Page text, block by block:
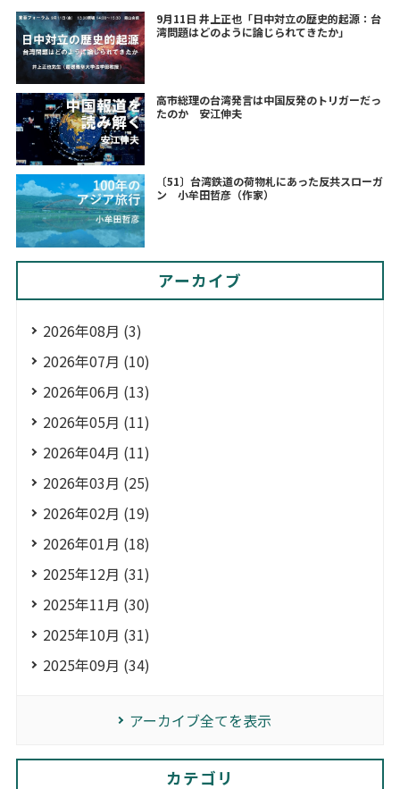
9月11日 井上正也「日中対立の歴史的起源：台
湾問題はどのように論じられてきたか」
高市総理の台湾発言は中国反発のトリガーだっ
たのか 安江伸夫
〔51〕台湾鉄道の荷物札にあった反共スローガ
ン 小牟田哲彦（作家）
アーカイブ
2026年08月 (3)
2026年07月 (10)
2026年06月 (13)
2026年05月 (11)
2026年04月 (11)
2026年03月 (25)
2026年02月 (19)
2026年01月 (18)
2025年12月 (31)
2025年11月 (30)
2025年10月 (31)
2025年09月 (34)
アーカイブ全てを表示
カテゴリ